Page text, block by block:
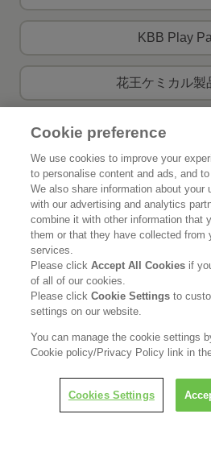
KBB Play
花王ケミカル製
製品Q＆A
花王公式SNSア
Home
サステナビリティ
ブランド
ニュースルーム
Cookie preference
We use cookies to improve your
to personalise content and ads, and
We also share information about your
with our advertising and analytics
combine it with other information that
them or that they have collected from
services.
Please clickAccept All Cookies if
of all of our cookies.
Please clickCookie Settingsto
settings on our website.
You can manage the cookie settings
Cookie policy/Privacy Policy link in
Cookies Settings